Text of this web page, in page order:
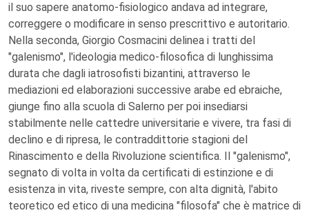
il suo sapere anatomo-fisiologico andava ad integrare,
correggere o modificare in senso prescrittivo e autoritario.
Nella seconda, Giorgio Cosmacini delinea i tratti del
"galenismo", l'ideologia medico-filosofica di lunghissima
durata che dagli iatrosofisti bizantini, attraverso le
mediazioni ed elaborazioni successive arabe ed ebraiche,
giunge fino alla scuola di Salerno per poi insediarsi
stabilmente nelle cattedre universitarie e vivere, tra fasi di
declino e di ripresa, le contraddittorie stagioni del
Rinascimento e della Rivoluzione scientifica. Il "galenismo",
segnato di volta in volta da certificati di estinzione e di
esistenza in vita, riveste sempre, con alta dignità, l'abito
teoretico ed etico di una medicina "filosofa" che è matrice di